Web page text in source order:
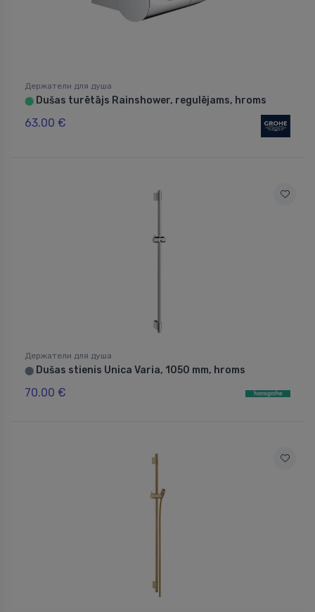
Держатели для душа
⬤ Dušas turētājs Rainshower, regulējams, hroms
63.00 €
Держатели для душа
⬤ Dušas stienis Unica Varia, 1050 mm, hroms
70.00 €